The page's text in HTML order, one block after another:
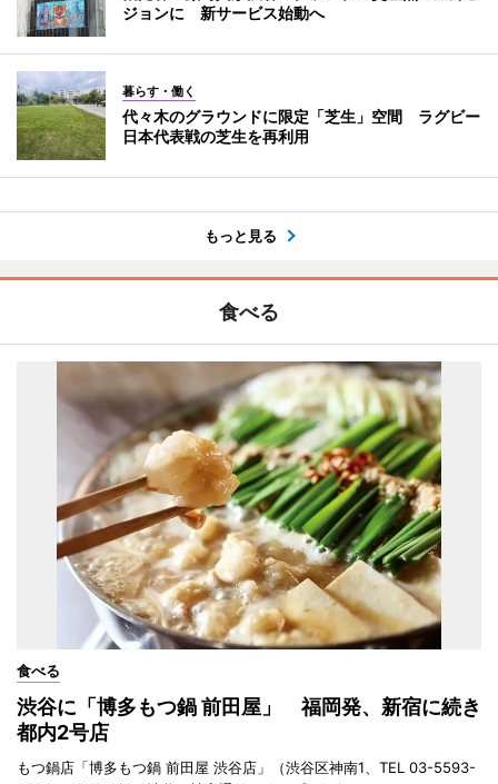
ジョンに 新サービス始動へ
暮らす・働く
代々木のグラウンドに限定「芝生」空間 ラグビー
日本代表戦の芝生を再利用
もっと見る
食べる
食べる
渋谷に「博多もつ鍋 前田屋」 福岡発、新宿に続き
都内2号店
もつ鍋店「博多もつ鍋 前田屋 渋谷店」（渋谷区神南1、TEL 03-5593-